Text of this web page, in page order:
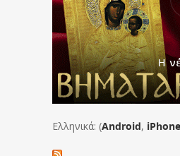
Ελληνικά: (Android, iPhone